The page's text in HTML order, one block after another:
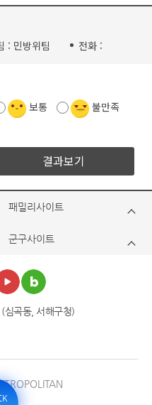
: 민방위팀 전화 :
보통
불만족
결과보기
패밀리사이트
군구사이트
심곡동, 서해구청)